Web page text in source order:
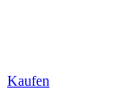
Kaufen